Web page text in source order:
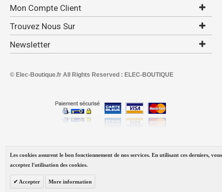
Mon Compte Client
Trouvez Nous Sur
Newsletter
© Elec-Boutique.fr All Rights Reserved : ELEC-BOUTIQUE
Les cookies assurent le bon fonctionnement de nos services. En utilisant ces derniers, vous
acceptez l'utilisation des cookies.
Accepter More information